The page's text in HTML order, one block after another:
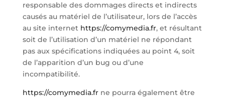
responsable des dommages directs et indirects
causés au matériel de l’utilisateur, lors de l’accès
au site internet https://comymedia.fr, et résultant
soit de l’utilisation d’un matériel ne répondant
pas aux spécifications indiquées au point 4, soit
de l’apparition d’un bug ou d’une
incompatibilité.
https://comymedia.frne pourra également être